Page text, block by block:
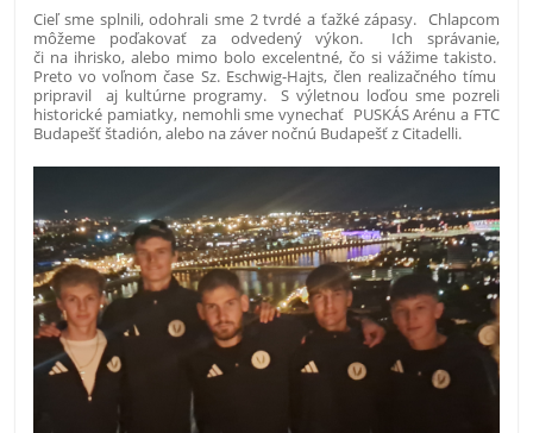
Cieľ sme splnili, odohrali sme 2 tvrdé a ťažké zápasy. Chlapcom
môžeme poďakovať za odvedený výkon. Ich správanie,
či na ihrisko, alebo mimo bolo excelentné, čo si vážime takisto.
Preto vo voľnom čase Sz. Eschwig-Hajts, člen realizačného tímu
pripravil aj kultúrne programy. S výletnou loďou sme pozreli
historické pamiatky, nemohli sme vynechať PUSKÁS Arénu a FTC
Budapešť štadión, alebo na záver nočnú Budapešť z Citadelli.